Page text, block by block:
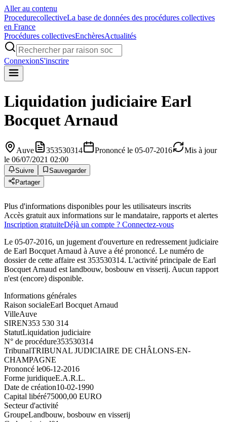
Aller au contenu
ProcedurecollectiveLa base de données des procédures collectives
en France
Procédures collectivesEnchèresActualités
ConnexionS'inscrire
Liquidation judiciaire Earl
Bocquet Arnaud
Auve 353530314 Prononcé le 05-07-2016
Mis à jour
le 06/07/2021 02:00
Suivre
Sauvegarder
Partager
Plus d'informations disponibles pour les utilisateurs inscrits
Accès gratuit aux informations sur le mandataire, rapports et alertes
Inscription gratuiteDéjà un compte ? Connectez-vous
Le 05-07-2016, un jugement d'ouverture en redressement judiciaire
de Earl Bocquet Arnaud à Auve a été prononcé. Le numéro de
dossier de cette affaire est 353530314. L'activité principale de Earl
Bocquet Arnaud est landbouw, bosbouw en visserij. Aucun rapport
n'est (encore) disponible.
Informations générales
Raison socialeEarl Bocquet Arnaud
VilleAuve
SIREN353 530 314
StatutLiquidation judiciaire
N° de procédure353530314
TribunalTRIBUNAL JUDICIAIRE DE CHÂLONS-EN-
CHAMPAGNE
Prononcé le06-12-2016
Forme juridiqueE.A.R.L.
Date de création10-02-1990
Capital libéré75000,00 EURO
Secteur d'activité
GroupeLandbouw, bosbouw en visserij